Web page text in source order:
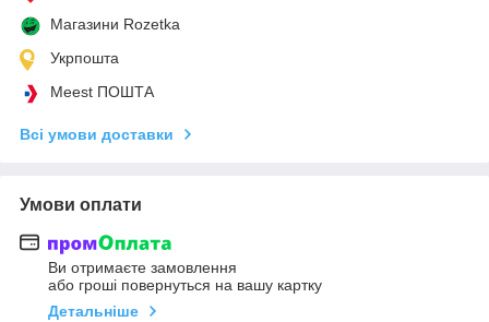
Магазини Rozetka
Укрпошта
Meest ПОШТА
Всі умови доставки
Умови оплати
Ви отримаєте замовлення
або гроші повернуться на вашу картку
Детальніше